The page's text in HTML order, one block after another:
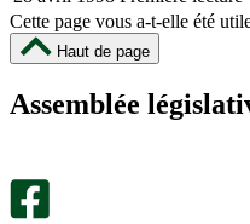
Cette page vous a-t-elle été
Haut de page
Assemblée